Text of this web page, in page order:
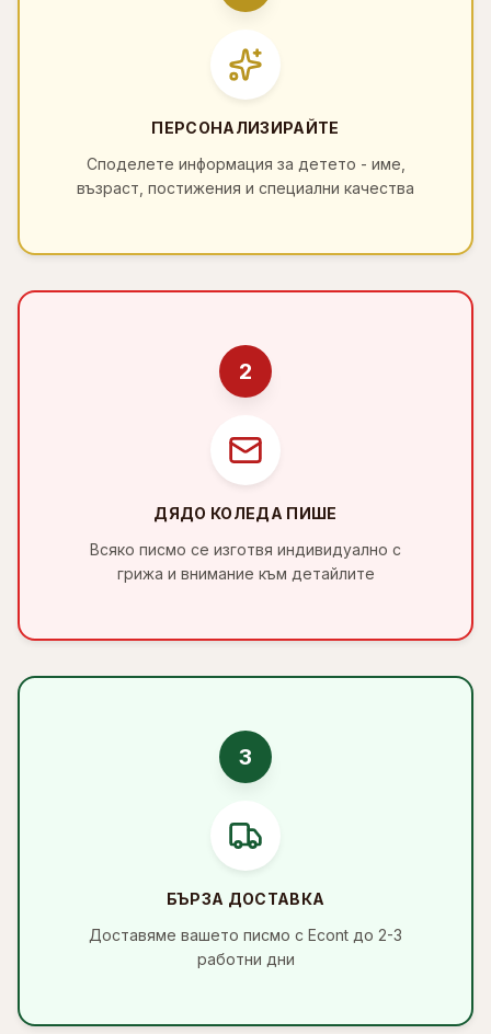
ПЕРСОНАЛИЗИРАЙТЕ
Споделете информация за детето - име,
възраст, постижения и специални качества
2
ДЯДО КОЛЕДА ПИШЕ
Всяко писмо се изготвя индивидуално с
грижа и внимание към детайлите
3
БЪРЗА ДОСТАВКА
Доставяме вашето писмо с Econt до 2-3
работни дни